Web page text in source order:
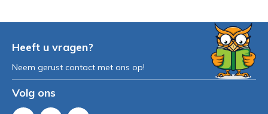
Heeft u vragen?
Neem gerust contact met ons op!
Volg ons